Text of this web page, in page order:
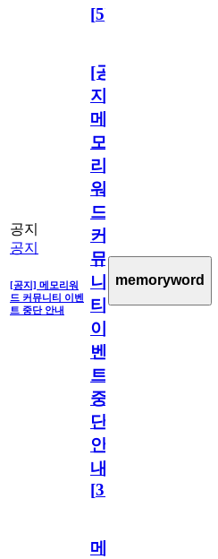
[5]
공지
공지
[공지] 메모리워
드 커뮤니티 이벤
트 중단 안내
[공
지]
메
모
리
워
드
커
뮤
니
티
이
벤
트
중
단
안
내
[31
memoryword
메